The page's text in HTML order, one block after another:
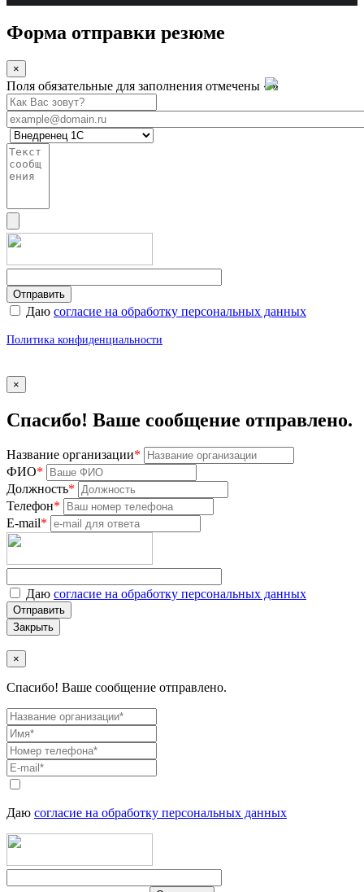
Форма отправки резюме
×
Поля обязательные для заполнения отмечены «»
Даю согласие на обработку персональных данных
Политика конфиденциальности
×
Спасибо! Ваше сообщение отправлено.
Название организации*
ФИО*
Должность*
Телефон*
E-mail*
Даю согласие на обработку персональных данных
Закрыть
×
Спасибо! Ваше сообщение отправлено.
Даю согласие на обработку персональных данных